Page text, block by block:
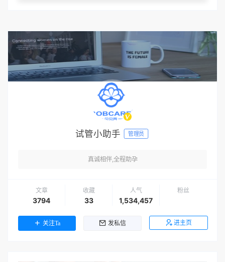
试管小助手 管理员
真诚相伴,全程助孕
文章
3794
收藏
33
人气
1,534,457
粉丝
关注Ta 发私信 进主页